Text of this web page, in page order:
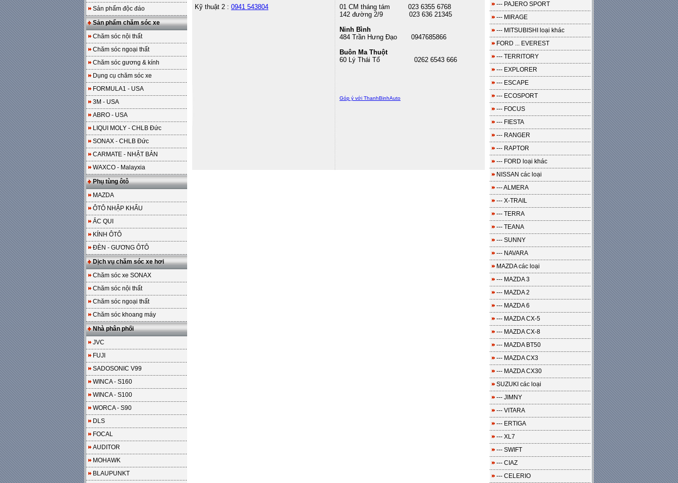
Sản phẩm độc đáo
Sản phẩm chăm sóc xe
Chăm sóc nội thất
Chăm sóc ngoại thất
Chăm sóc gương & kính
Dụng cụ chăm sóc xe
FORMULA1 - USA
3M - USA
ABRO - USA
LIQUI MOLY - CHLB Đức
SONAX - CHLB Đức
CARMATE - NHẬT BẢN
WAXCO - Malayxia
Phụ tùng ôtô
MAZDA
ÔTÔ NHẬP KHẨU
ẮC QUI
KÍNH ÔTÔ
ĐÈN - GƯƠNG ÔTÔ
Dịch vụ chăm sóc xe hơi
Chăm sóc xe SONAX
Chăm sóc nội thất
Chăm sóc ngoại thất
Chăm sóc khoang máy
Nhà phân phối
JVC
FUJI
SADOSONIC V99
WINCA - S160
WINCA - S100
WORCA - S90
DLS
FOCAL
AUDITOR
MOHAWK
BLAUPUNKT
Kỹ thuật 2 : 0941 543804
01 CM tháng tám 023 6355 6768
142 đường 2/9 023 636 21345
Ninh Bình
484 Trần Hưng Đạo 0947685866
Buôn Ma Thuột
60 Lý Thái Tổ 0262 6543 666
Góp ý với ThanhBinhAuto
--- PAJERO SPORT
--- MIRAGE
--- MITSUBISHI loại khác
FORD ... EVEREST
--- TERRITORY
--- EXPLORER
--- ESCAPE
--- ECOSPORT
--- FOCUS
--- FIESTA
--- RANGER
--- RAPTOR
--- FORD loại khác
NISSAN các loại
--- ALMERA
--- X-TRAIL
--- TERRA
--- TEANA
--- SUNNY
--- NAVARA
MAZDA các loại
--- MAZDA 3
--- MAZDA 2
--- MAZDA 6
--- MAZDA CX-5
--- MAZDA CX-8
--- MAZDA BT50
--- MAZDA CX3
--- MAZDA CX30
SUZUKI các loại
--- JIMNY
--- VITARA
--- ERTIGA
--- XL7
--- SWIFT
--- CIAZ
--- CELERIO